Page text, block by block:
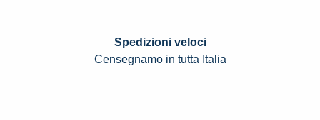
Spedizioni veloci
Censegnamo in tutta Italia